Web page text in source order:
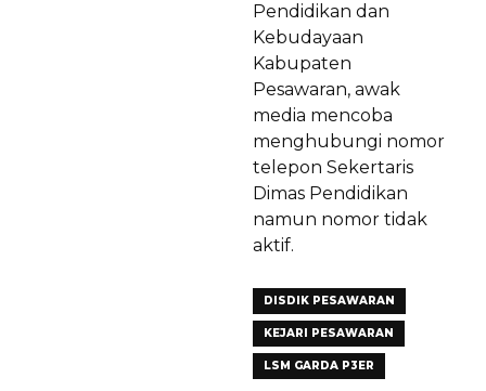
Pendidikan dan
Kebudayaan
Kabupaten
Pesawaran, awak
media mencoba
menghubungi nomor
telepon Sekertaris
Dimas Pendidikan
namun nomor tidak
aktif.
DISDIK PESAWARAN
KEJARI PESAWARAN
LSM GARDA P3ER